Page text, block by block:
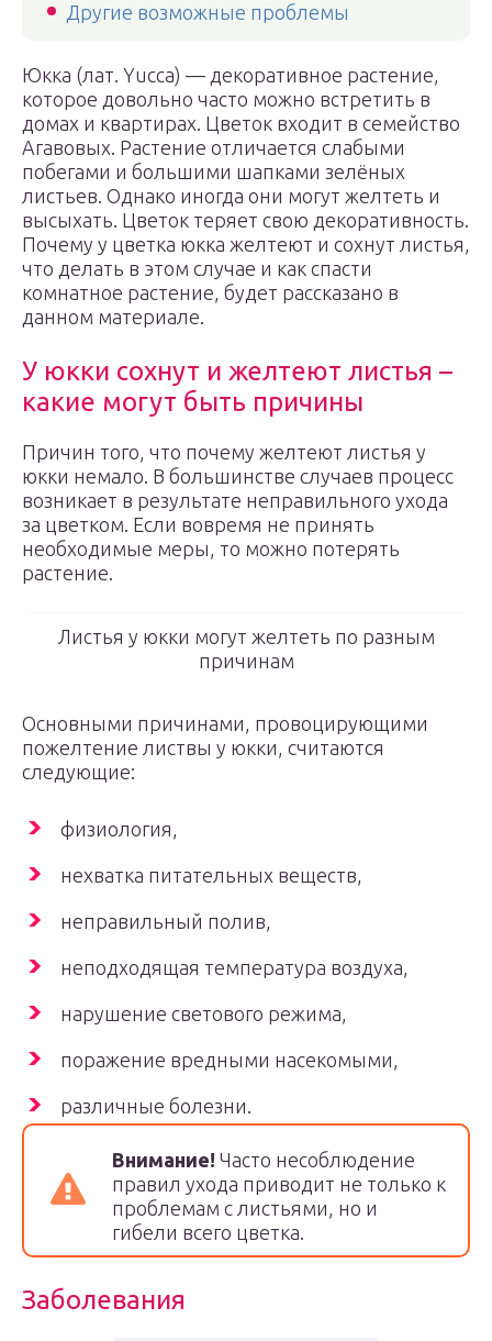
Другие возможные проблемы
Юкка (лат. Yucca) — декоративное растение,
которое довольно часто можно встретить в
домах и квартирах. Цветок входит в семейство
Агавовых. Растение отличается слабыми
побегами и большими шапками зелёных
листьев. Однако иногда они могут желтеть и
высыхать. Цветок теряет свою декоративность.
Почему у цветка юкка желтеют и сохнут листья,
что делать в этом случае и как спасти
комнатное растение, будет рассказано в
данном материале.
У юкки сохнут и желтеют листья –
какие могут быть причины
Причин того, что почему желтеют листья у
юкки немало. В большинстве случаев процесс
возникает в результате неправильного ухода
за цветком. Если вовремя не принять
необходимые меры, то можно потерять
растение.
Листья у юкки могут желтеть по разным
причинам
Основными причинами, провоцирующими
пожелтение листвы у юкки, считаются
следующие:
физиология,
нехватка питательных веществ,
неправильный полив,
неподходящая температура воздуха,
нарушение светового режима,
поражение вредными насекомыми,
различные болезни.
Внимание! Часто несоблюдение
правил ухода приводит не только к
проблемам с листьями, но и
гибели всего цветка.
Заболевания